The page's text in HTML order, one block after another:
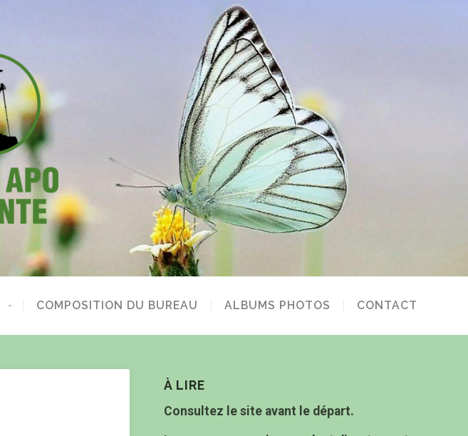
COMPOSITION DU BUREAU ALBUMS PHOTOS CONTACT
À LIRE
Consultez le site avant le départ.